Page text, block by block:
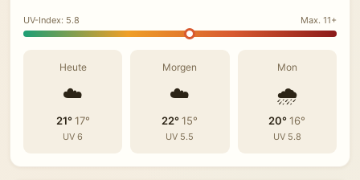
UV-Index: 5.8 Max. 11+
Heute
☁️
21°17°
UV 6
Morgen
☁️
22°15°
UV 5.5
Mon
🌧️
20°16°
UV 5.8